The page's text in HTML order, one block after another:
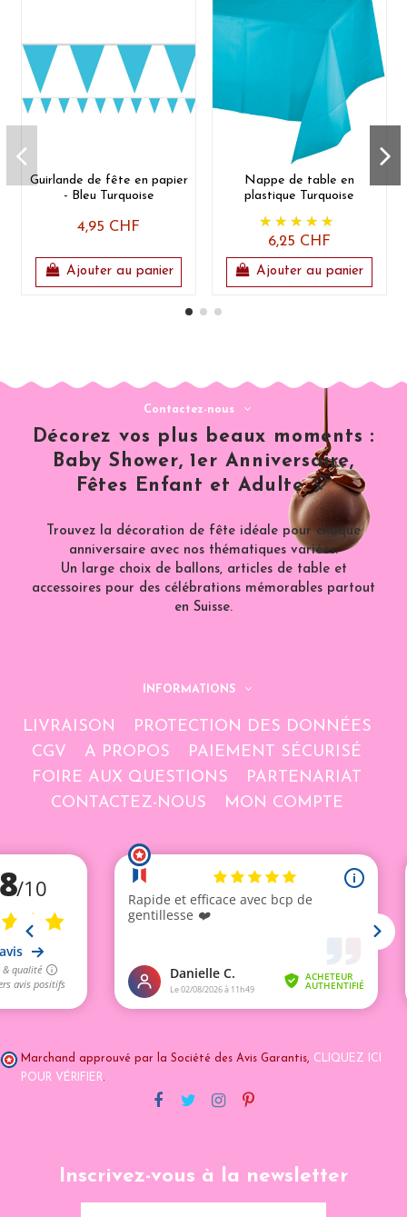
Guirlande de fête en papier
- Bleu Turquoise
4,95 CHF
Ajouter au panier
Nappe de table en
plastique Turquoise
6,25 CHF
Ajouter au panier
Contactez-nous
Décorez vos plus beaux moments :
Baby Shower, 1er Anniversaire,
Fêtes Enfant et Adulte 🎈
Trouvez la décoration de fête idéale pour chaque
anniversaire avec nos thématiques variées.
Un large choix de ballons, articles de table et
accessoires pour des célébrations mémorables partout
en Suisse.
INFORMATIONS
LIVRAISON
PROTECTION DES DONNÉES
CGV
A PROPOS
PAIEMENT SÉCURISÉ
FOIRE AUX QUESTIONS
PARTENARIAT
CONTACTEZ-NOUS
MON COMPTE
Marchand approuvé par la Société des Avis Garantis, CLIQUEZ ICI
POUR VÉRIFIER.
Inscrivez-vous à la newsletter